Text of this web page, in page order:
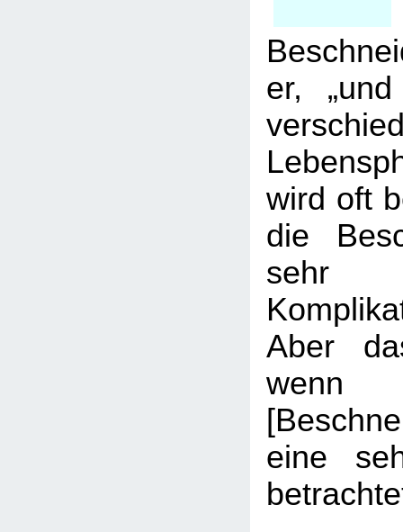
er,
wird oft
die
sehr
Aber
eine